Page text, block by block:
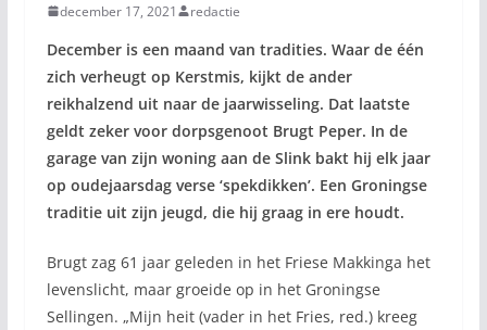
december 17, 2021 redactie
December is een maand van tradities. Waar de één
zich verheugt op Kerstmis, kijkt de ander
reikhalzend uit naar de jaarwisseling. Dat laatste
geldt zeker voor dorpsgenoot Brugt Peper. In de
garage van zijn woning aan de Slink bakt hij elk jaar
op oudejaarsdag verse ‘spekdikken’. Een Groningse
traditie uit zijn jeugd, die hij graag in ere houdt.
Brugt zag 61 jaar geleden in het Friese Makkinga het
levenslicht, maar groeide op in het Groningse
Sellingen. „Mijn heit (vader in het Fries, red.) kreeg